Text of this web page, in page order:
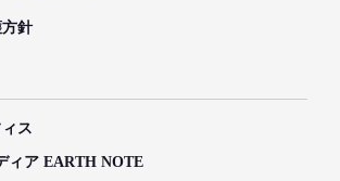
針
ス
ィア EARTH NOTE